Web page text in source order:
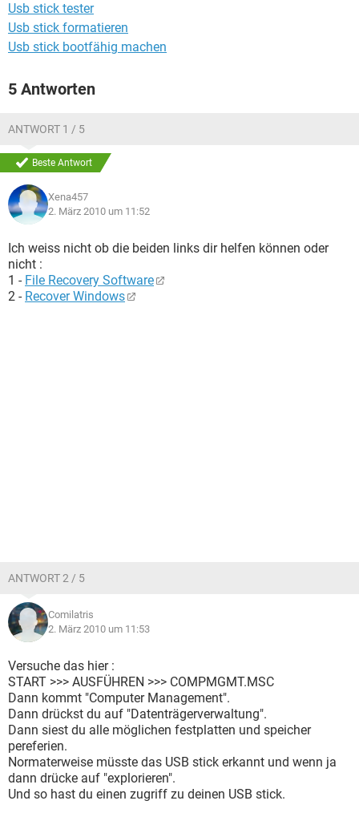
Usb stick tester
Usb stick formatieren
Usb stick bootfähig machen
5 Antworten
ANTWORT 1 / 5
Beste Antwort
Xena457
2. März 2010 um 11:52
Ich weiss nicht ob die beiden links dir helfen können oder
nicht :
1 - File Recovery Software
2 - Recover Windows
ANTWORT 2 / 5
Comilatris
2. März 2010 um 11:53
Versuche das hier :
START >>> AUSFÜHREN >>> COMPMGMT.MSC
Dann kommt "Computer Management".
Dann drückst du auf "Datenträgerverwaltung".
Dann siest du alle möglichen festplatten und speicher
pereferien.
Normaterweise müsste das USB stick erkannt und wenn ja
dann drücke auf "explorieren".
Und so hast du einen zugriff zu deinen USB stick.